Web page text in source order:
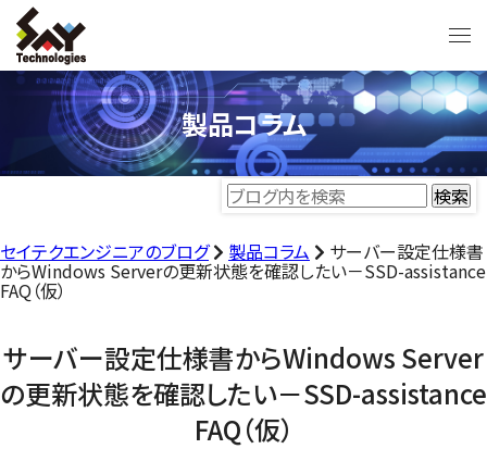
製品コラム
セイテクエンジニアのブログ 製品コラム サーバー設定仕様書
からWindows Serverの更新状態を確認したい－SSD-assistance
FAQ（仮）
サーバー設定仕様書からWindows Server
の更新状態を確認したい－SSD-assistance
FAQ（仮）